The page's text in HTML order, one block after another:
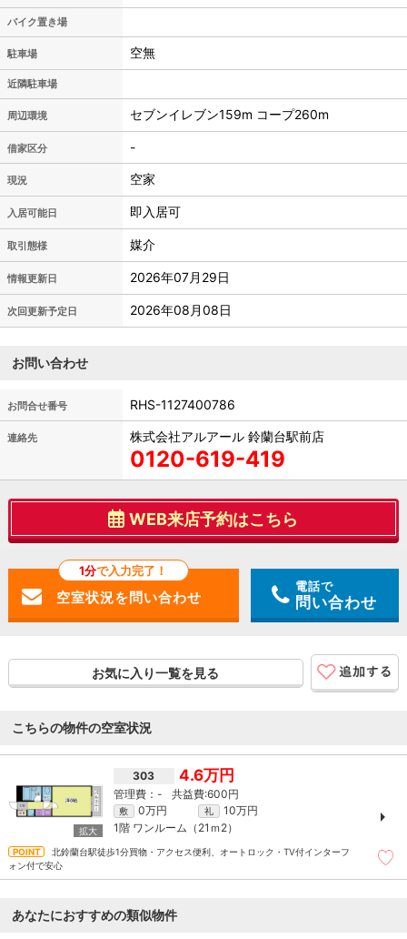
バイク置き場
駐車場 空無
近隣駐車場
周辺環境 セブンイレブン159m コープ260m
借家区分 -
現況 空家
入居可能日 即入居可
取引態様 媒介
情報更新日 2026年07月29日
次回更新予定日 2026年08月08日
お問い合わせ
お問合せ番号 RHS-1127400786
連絡先 株式会社アルアール 鈴蘭台駅前店
0120-619-419
WEB来店予約はこちら
1分で入力完了！
電話で
問い合わせ
お気に入り一覧を見る
こちらの物件の空室状況
303 4.6万円
- 600円
敷 0万円 礼
10万円
1階 ワンルーム（21ｍ 2）
北鈴蘭台駅徒歩1分買物・アクセス便利、オートロック・TV付インターフ
ォン付で安心
あなたにおすすめの類似物件